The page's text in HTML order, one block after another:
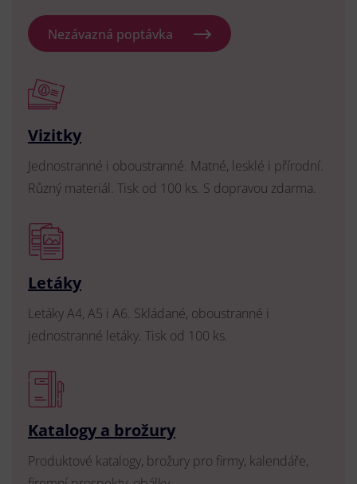
Nezávazná poptávka
Vizitky
Jednostranné i oboustranné. Matné, lesklé i přírodní.
Různý materiál. Tisk od 100 ks. S dopravou zdarma.
Letáky
Letáky A4, A5 i A6. Skládané, oboustranné i
jednostranné letáky. Tisk od 100 ks.
Katalogy a brožury
Produktové katalogy, brožury pro firmy, kalendáře,